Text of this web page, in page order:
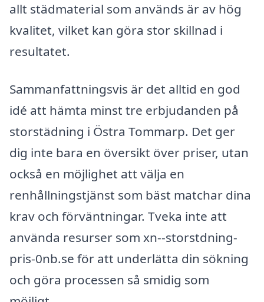
allt städmaterial som används är av hög
kvalitet, vilket kan göra stor skillnad i
resultatet.
Sammanfattningsvis är det alltid en god
idé att hämta minst tre erbjudanden på
storstädning i Östra Tommarp. Det ger
dig inte bara en översikt över priser, utan
också en möjlighet att välja en
renhållningstjänst som bäst matchar dina
krav och förväntningar. Tveka inte att
använda resurser som xn--storstdning-
pris-0nb.se för att underlätta din sökning
och göra processen så smidig som